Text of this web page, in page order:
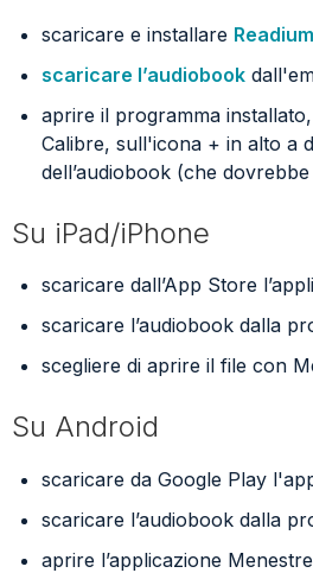
scaricare e installare
scaricare l’audiobook
aprire il programma
Calibre, sull'icona + in alto a
dell’audiobook (che
Su iPad/iPhone
scaricare dall’App Store
scaricare l’audiobook dalla
scegliere di aprire il file con
Su Android
scaricare da Google Play
scaricare l’audiobook dalla
aprire l’applicazione